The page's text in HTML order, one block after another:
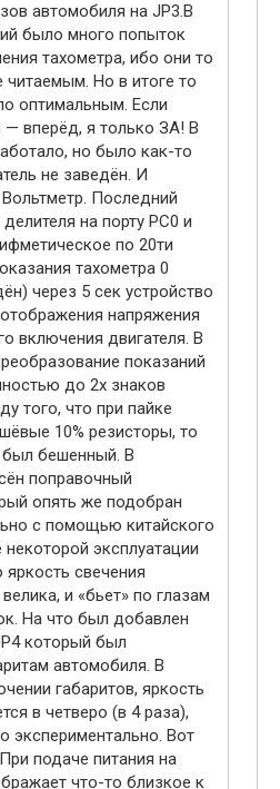
автомобиля на JP3.В
было много попыток
тахометра, ибо они то
читаемым. Но в итоге то
оптимальным. Если
вперёд, я только ЗА! В
но было как-то
не заведён. И
Последний
на порту PC0 и
по 20ти
тахометра 0
через 5 сек устройство
напряжения
включения двигателя. В
показаний
до 2х знаков
того, что при пайке
10% резисторы, то
был бешенный. В
поправочный
опять же подобран
с помощью китайского
эксплуатации
свечения
и «бьет» по глазам
На что был добавлен
который был
автомобиля. В
габаритов, яркость
в четверо (в 4 раза),
экспериментально. Вот
подаче питания на
что-то близкое к